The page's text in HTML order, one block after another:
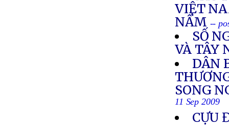
VIỆT
NẤM --
SỐ
VÀ TÂY
DÂN
SONG
11 Sep 2009
CỰU